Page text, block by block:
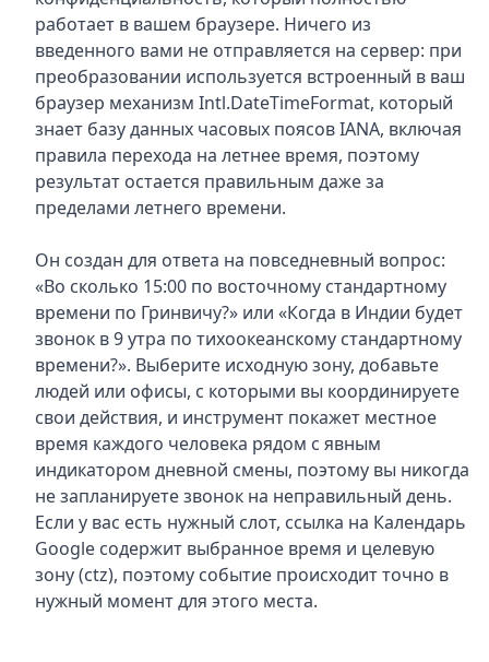
работает в вашем браузере. Ничего из
введенного вами не отправляется на сервер: при
преобразовании используется встроенный в ваш
браузер механизм Intl.DateTimeFormat, который
знает базу данных часовых поясов IANA, включая
правила перехода на летнее время, поэтому
результат остается правильным даже за
пределами летнего времени.
Он создан для ответа на повседневный вопрос:
«Во сколько 15:00 по восточному стандартному
времени по Гринвичу?» или «Когда в Индии будет
звонок в 9 утра по тихоокеанскому стандартному
времени?». Выберите исходную зону, добавьте
людей или офисы, с которыми вы координируете
свои действия, и инструмент покажет местное
время каждого человека рядом с явным
индикатором дневной смены, поэтому вы никогда
не запланируете звонок на неправильный день.
Если у вас есть нужный слот, ссылка на Календарь
Google содержит выбранное время и целевую
зону (ctz), поэтому событие происходит точно в
нужный момент для этого места.